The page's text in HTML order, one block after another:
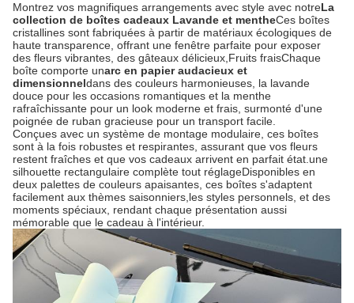
Montrez vos magnifiques arrangements avec style avec notreLa
collection de boîtes cadeaux Lavande et mentheCes boîtes
cristallines sont fabriquées à partir de matériaux écologiques de
haute transparence, offrant une fenêtre parfaite pour exposer
des fleurs vibrantes, des gâteaux délicieux,Fruits fraisChaque
boîte comporte unarc en papier audacieux et
dimensionneldans des couleurs harmonieuses, la lavande
douce pour les occasions romantiques et la menthe
rafraîchissante pour un look moderne et frais, surmonté d'une
poignée de ruban gracieuse pour un transport facile.
Conçues avec un système de montage modulaire, ces boîtes
sont à la fois robustes et respirantes, assurant que vos fleurs
restent fraîches et que vos cadeaux arrivent en parfait état.une
silhouette rectangulaire complète tout réglageDisponibles en
deux palettes de couleurs apaisantes, ces boîtes s'adaptent
facilement aux thèmes saisonniers,les styles personnels, et des
moments spéciaux, rendant chaque présentation aussi
mémorable que le cadeau à l'intérieur.